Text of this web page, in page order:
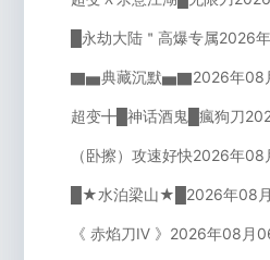
█永劫大陆＂高爆专属2026
▇▅典藏沉默▅▇2026年08
超变╋█神话酒鬼█瘋狗刀
（卧擦）攻速好快2026年
█★水泊梁山★█2026年08月
《 赤焰刀Ⅳ 》2026年08月